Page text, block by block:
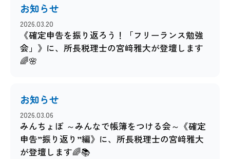
お知らせ
2026.03.20
《確定申告を振り返ろう！「フリーランス勉強
会」》に、所長税理士の宮﨑雅大が登壇します
🌈🌸
お知らせ
2026.03.06
みんちょぼ ～みんなで帳簿をつける会～《確定
申告”振り返り”編》に、所長税理士の宮﨑雅大
が登壇します🌈📚